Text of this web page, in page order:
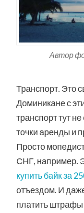
Автор
Транспорт. Это
Доминикане с
транспорт тут
точки аренды и
Просто
СНГ, например.
купить байк за
отъездом. И
платить штрафы